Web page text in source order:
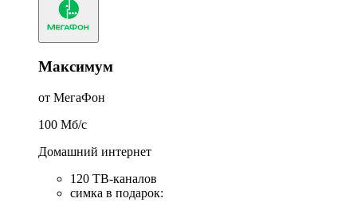
Максимум
от МегаФон
100 Мб/c
Домашний интернет
120 ТВ-каналов
симка в подарок: